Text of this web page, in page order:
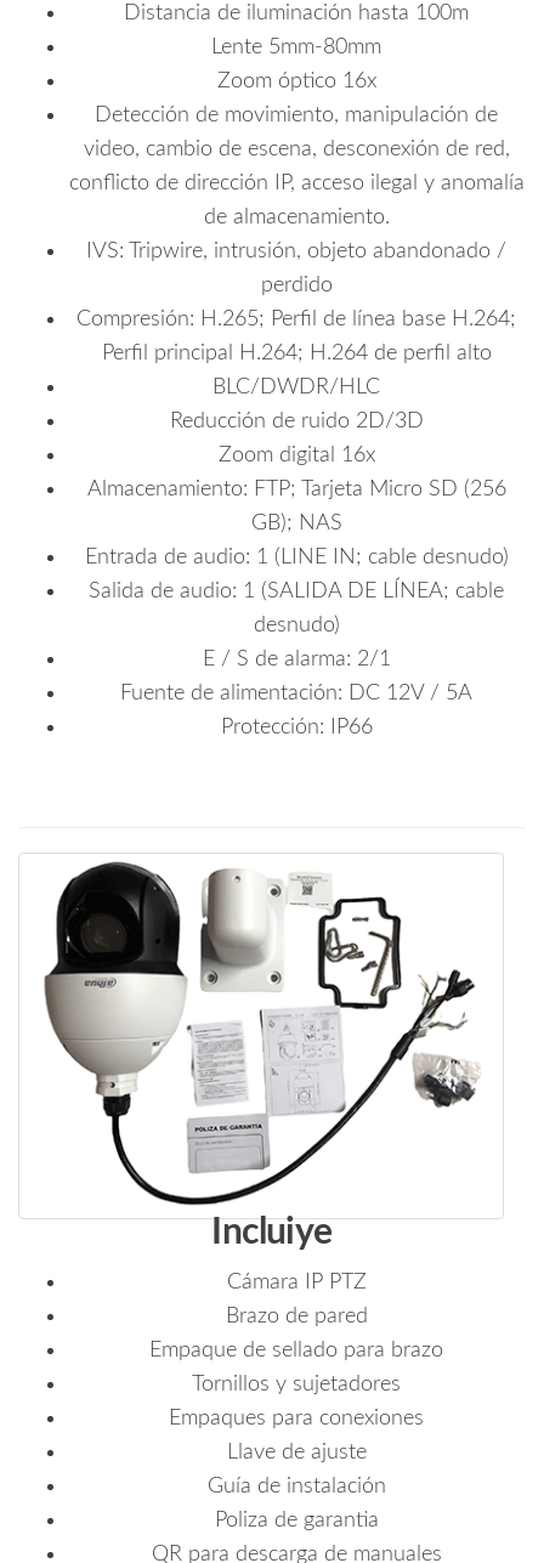
Distancia de iluminación hasta 100m
Lente 5mm-80mm
Zoom óptico 16x
Detección de movimiento, manipulación de
video, cambio de escena, desconexión de red,
conflicto de dirección IP, acceso ilegal y anomalía
de almacenamiento.
IVS: Tripwire, intrusión, objeto abandonado /
perdido
Compresión: H.265; Perfil de línea base H.264;
Perfil principal H.264; H.264 de perfil alto
BLC/DWDR/HLC
Reducción de ruido 2D/3D
Zoom digital 16x
Almacenamiento: FTP; Tarjeta Micro SD (256
GB); NAS
Entrada de audio: 1 (LINE IN; cable desnudo)
Salida de audio: 1 (SALIDA DE LÍNEA; cable
desnudo)
E / S de alarma: 2/1
Fuente de alimentación: DC 12V / 5A
Protección: IP66
Incluiye
Cámara IP PTZ
Brazo de pared
Empaque de sellado para brazo
Tornillos y sujetadores
Empaques para conexiones
Llave de ajuste
Guía de instalación
Poliza de garantia
QR para descarga de manuales